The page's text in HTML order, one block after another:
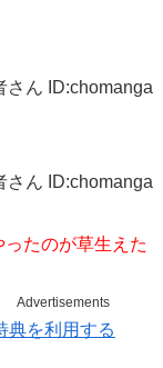
さん ID:chomanga
さん ID:chomanga
たのが草生えた
Advertisements
典を利用する